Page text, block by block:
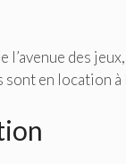
l’avenue des
en location